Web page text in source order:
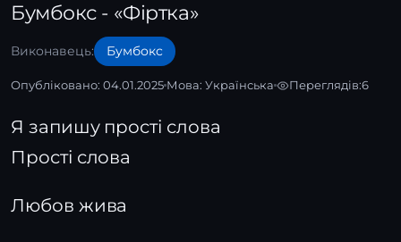
Бумбокс - «Фіртка»
Виконавець: Бумбокс
Опубліковано: 04.01.2025 Мова: Українська Переглядів:6
Я запишу прості слова
Прості слова
Любов жива